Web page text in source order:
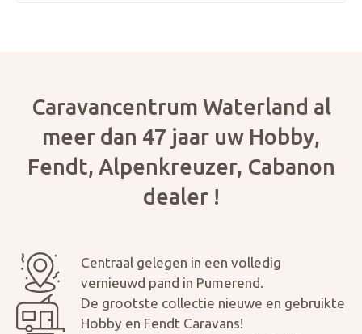
Aanvraag inruilvoorstel
Caravancentrum Waterland al
meer dan 47 jaar uw Hobby,
Fendt, Alpenkreuzer, Cabanon
dealer !
Centraal gelegen in een volledig
vernieuwd pand in Pumerend.
De grootste collectie nieuwe en gebruikte
Hobby en Fendt Caravans!